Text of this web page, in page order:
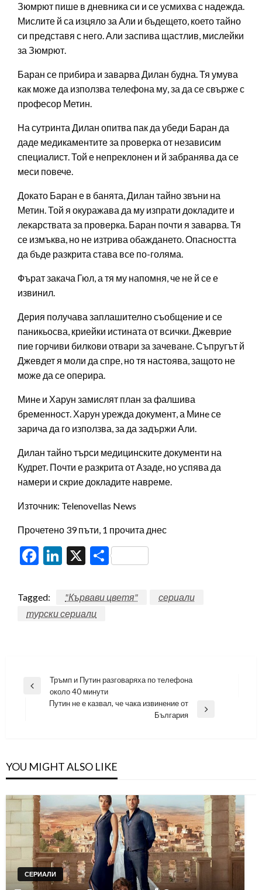
Зюмрют пише в дневника си и се усмихва с надежда.
Мислите й са изцяло за Али и бъдещето, което тайно
си представя с него. Али заспива щастлив, мислейки
за Зюмрют.
Баран се прибира и заварва Дилан будна. Тя умува
как може да използва телефона му, за да се свърже с
професор Метин.
На сутринта Дилан опитва пак да убеди Баран да
даде медикаментите за проверка от независим
специалист. Той е непреклонен и й забранява да се
меси повече.
Докато Баран е в банята, Дилан тайно звъни на
Метин. Той я окуражава да му изпрати докладите и
лекарствата за проверка. Баран почти я заварва. Тя
се измъква, но не изтрива обаждането. Опасността
да бъде разкрита става все по-голяма.
Фърат закача Гюл, а тя му напомня, че не й се е
извинил.
Дерия получава заплашително съобщение и се
паникьосва, криейки истината от всички. Джеврие
пие горчиви билкови отвари за зачеване. Съпругът й
Джевдет я моли да спре, но тя настоява, защото не
може да се оперира.
Минe и Харун замислят план за фалшива
бременност. Харун урежда документ, а Минe се
зарича да го използва, за да задържи Али.
Дилан тайно търси медицинските документи на
Кудрет. Почти е разкрита от Азаде, но успява да
намери и скрие докладите навреме.
Източник: Telenovellas News
Прочетено 39 пъти, 1 прочита днес
Facebook
LinkedIn
X Share
Tagged: "Кървави цветя"
сериали
турски сериали
Навигация
Previous
Тръмп и Путин разговаряха по телефона
около 40 минути
Путин не е казвал, че чака извинение от
България
YOU MIGHT ALSO LIKE
СЕРИАЛИ